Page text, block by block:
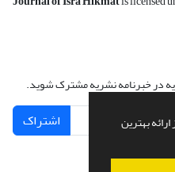
بهترین
در خبرنامه نشریه مشترک شوید.
اشتراک